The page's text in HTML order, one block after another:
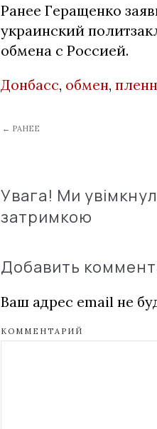
Ранее Геращенко
украинский
обмена с Россией.
Донбасс, обмен,
← РАНЕЕ
Увага! Ми
затримкою
Добавить
Ваш адрес email не
КОММЕНТАРИЙ